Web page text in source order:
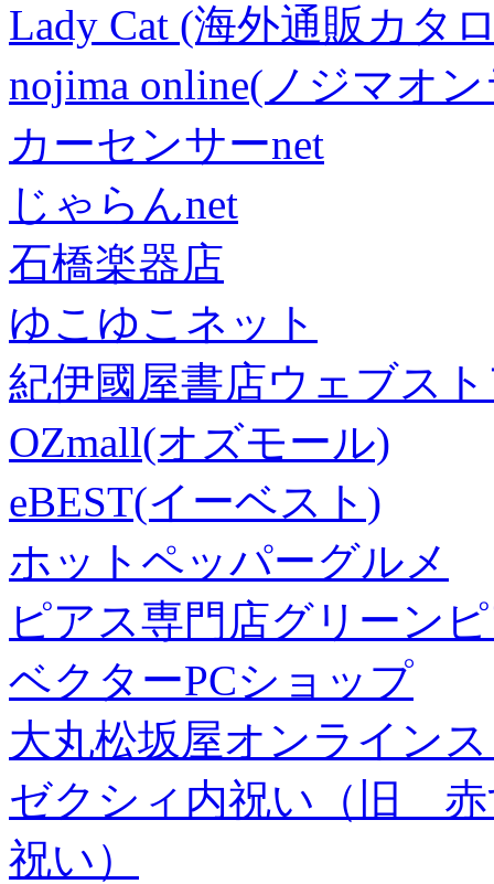
Lady Cat (海外通販カタ
nojima online(ノジマオ
カーセンサーnet
じゃらんnet
石橋楽器店
ゆこゆこネット
紀伊國屋書店ウェブス
OZmall(オズモール)
eBEST(イーベスト)
ホットペッパーグルメ
ピアス専門店グリーン
ベクターPCショップ
大丸松坂屋オンライン
ゼクシィ内祝い（旧 赤
祝い）